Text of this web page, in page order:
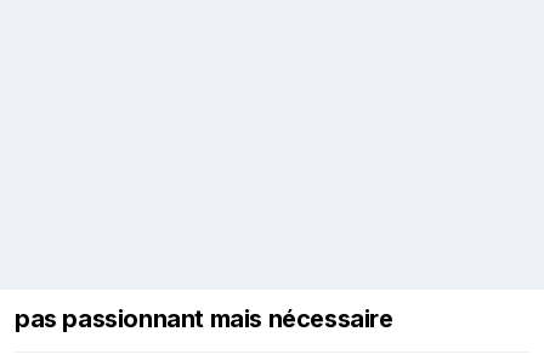
pas passionnant mais nécessaire